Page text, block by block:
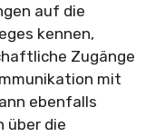
auf die
kennen,
Zugänge
mit
ebenfalls
über die